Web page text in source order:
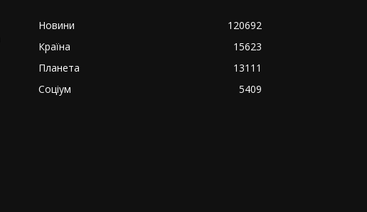
Новини
120692
Країна
15623
Планета
13111
Соціум
5409